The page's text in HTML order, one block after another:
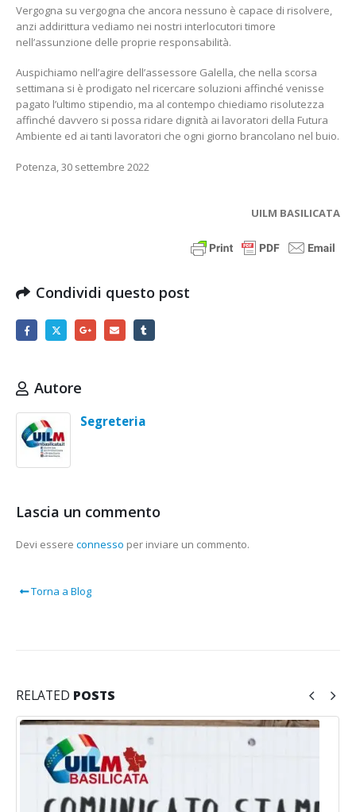
Vergogna su vergogna che ancora nessuno è capace di risolvere,
anzi addirittura vediamo nei nostri interlocutori timore
nell’assunzione delle proprie responsabilità.
Auspichiamo nell’agire dell’assessore Galella, che nella scorsa
settimana si è prodigato nel ricercare soluzioni affinché venisse
pagato l’ultimo stipendio, ma al contempo chiediamo risolutezza
affinché davvero si possa ridare dignità ai lavoratori della Futura
Ambiente ed ai tanti lavoratori che ogni giorno brancolano nel buio.
Potenza, 30 settembre 2022
UILM BASILICATA
Condividi questo post
Autore
Segreteria
Lascia un commento
Devi essere connesso per inviare un commento.
Torna a Blog
RELATED POSTS